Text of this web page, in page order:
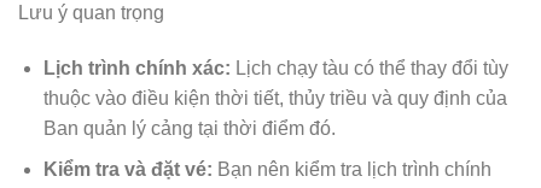
Lưu ý quan trọng
Lịch trình chính xác: Lịch chạy tàu có thể thay đổi tùy
thuộc vào điều kiện thời tiết, thủy triều và quy định của
Ban quản lý cảng tại thời điểm đó.
Kiểm tra và đặt vé: Bạn nên kiểm tra lịch trình chính